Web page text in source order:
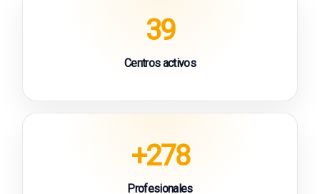
39
Centros activos
+278
Profesionales